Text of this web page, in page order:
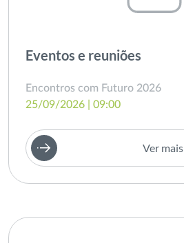
Eventos e reuniões
Encontros com Futuro 2026
25/09/2026 | 09:00
Ver mais